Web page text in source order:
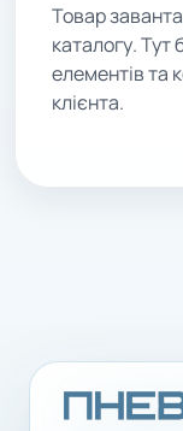
Товар
каталогу. Тут
елементів та
клієнта.